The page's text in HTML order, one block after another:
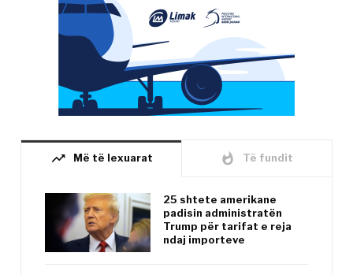
trending_up Më të lexuarat whatshot Të fundit
25 shtete amerikane
padisin administratën
Trump për tarifat e reja
ndaj importeve